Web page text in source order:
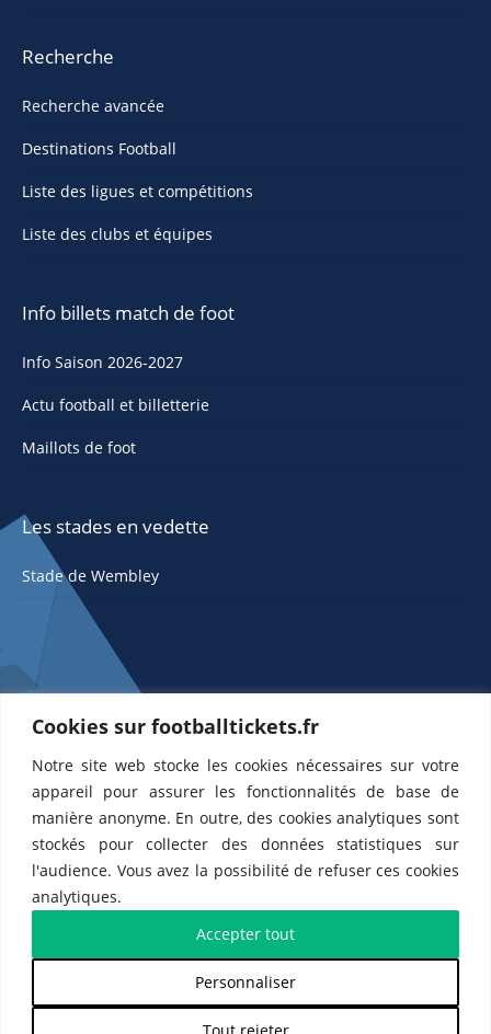
Cookies sur footballtickets.fr
Notre site web stocke les cookies nécessaires sur votre
appareil pour assurer les fonctionnalités de base de
manière anonyme. En outre, des cookies analytiques sont
stockés pour collecter des données statistiques sur
l'audience. Vous avez la possibilité de refuser ces cookies
analytiques.
Personnaliser
Tout rejeter
Accepter tout
Recherche
Recherche avancée
Destinations Football
Liste des ligues et compétitions
Liste des clubs et équipes
Info billets match de foot
Info Saison 2026-2027
Actu football et billetterie
Maillots de foot
Les stades en vedette
Stade de Wembley
ETTS 365 SL, Rambla de Catalunya 38, 8, 1, 08007 Barcelone, Espagne |
CIF : ES-B43945534
Partenaires de l'US Changé 53 💙et de l'US Bretons de Paris 🤍
𝕏